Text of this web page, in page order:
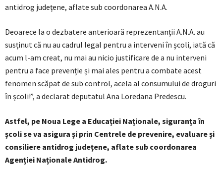
antidrog județene, aflate sub coordonarea A.N.A.
Deoarece la o dezbatere anterioară reprezentanții A.N.A. au
susținut că nu au cadrul legal pentru a interveni în școli, iată că
acum l-am creat, nu mai au nicio justificare de a nu interveni
pentru a face prevenție și mai ales pentru a combate acest
fenomen scăpat de sub control, acela al consumului de droguri
în școli!”, a declarat deputatul Ana Loredana Predescu.
Astfel, pe Noua Lege a Educației Naționale, siguranța în
școli se va asigura și prin Centrele de prevenire, evaluare și
consiliere antidrog județene, aflate sub coordonarea
Agenției Naționale Antidrog.